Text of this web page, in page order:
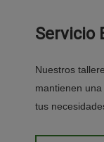
Servicio
Nuestros
mantienen
tus